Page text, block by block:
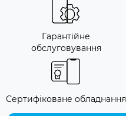
Гарантійне
обслуговування
Сертифіковане обладнання